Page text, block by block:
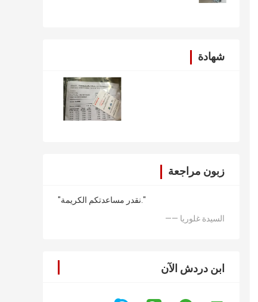
شهادة
زبون مراجعة
"نقدر مساعدتكم الكريمة."
—— السيدة غلوريا
ابن دردش الآن